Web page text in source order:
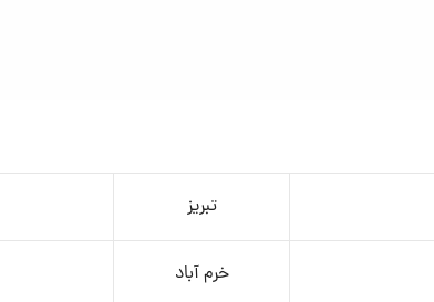
تبریز
خرم آباد